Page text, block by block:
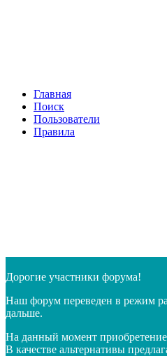
Главная
Поиск
Пользователи
Правила
Дорогие участники форума!
Наш форум переведен в режим
дальше.
На данный момент
В качестве альтернативы